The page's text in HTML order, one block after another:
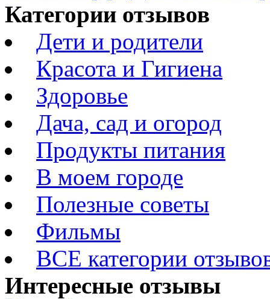
Категории отзывов
Дети и родители
Красота и Гигиена
Здоровье
Дача, сад и огород
Продукты питания
В моем городе
Полезные советы
Фильмы
ВСЕ категории
Интересные отзывы